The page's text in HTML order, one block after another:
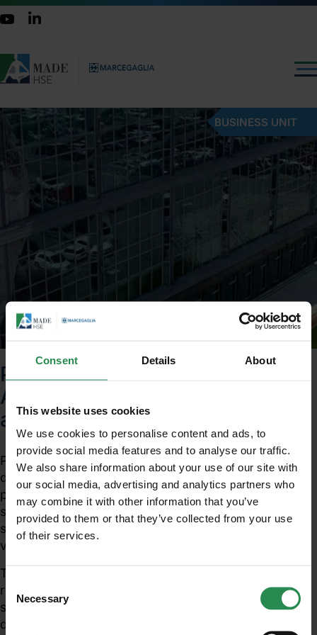
Consent Details About
This website uses cookies
We use cookies to personalise content and ads, to
provide social media features and to analyse our traffic.
We also share information about your use of our site with
our social media, advertising and analytics partners who
may combine it with other information that you’ve
provided to them or that they’ve collected from your use
of their services.
Selection
Necessary
BUSINESS UNIT
Prevenzione Incendi:
Adeguamento strutture
alberghiere
Pubblica il Decreto 15 maggio 2012, che prevede il
differimento al 31 ottobre 2012 dei termini per la
presentazione della domanda di ammissione al piano
straordinario di adeguamento antincendio per le
strutture ricettive turistico-alberghiere, con oltre
venticinque posti letto".
Tale termine è anche quello entro il quale le strutture
ricettive devono essere in possesso dei requisiti di
sicurezza antincendi, previsto all'art. 1, comma 2 del
decreto del Ministro dell'interno 16 marzo 2012.
Unisciti al mondo MadeHSE
obblighi, modifiche, prescrizioni in ambito tecnico